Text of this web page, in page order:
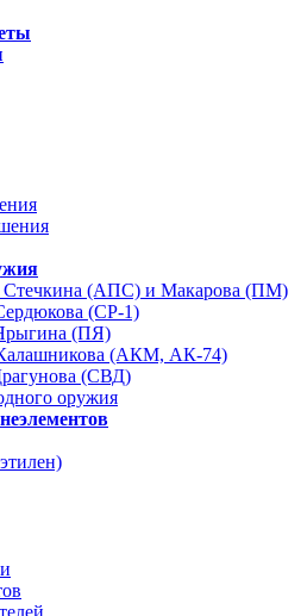
Стечкина (АПС) и Макарова (ПМ)
(СР-1)
(ПЯ)
(АКМ, АК-74)
(СВД)
оружия